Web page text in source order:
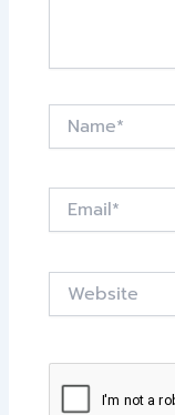
Name*
Website